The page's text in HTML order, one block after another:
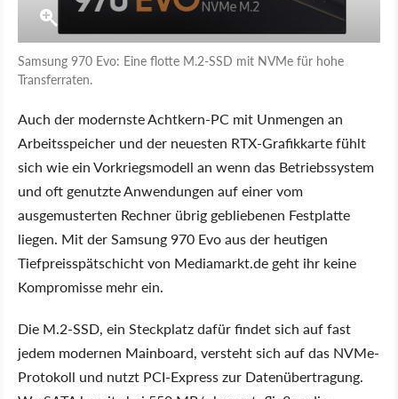
Samsung 970 Evo: Eine flotte M.2-SSD mit NVMe für hohe
Transferraten.
Auch der modernste Achtkern-PC mit Unmengen an
Arbeitsspeicher und der neuesten RTX-Grafikkarte fühlt
sich wie ein Vorkriegsmodell an wenn das Betriebssystem
und oft genutzte Anwendungen auf einer vom
ausgemusterten Rechner übrig gebliebenen Festplatte
liegen. Mit der Samsung 970 Evo aus der heutigen
Tiefpreisspätschicht von Mediamarkt.de geht ihr keine
Kompromisse mehr ein.
Die M.2-SSD, ein Steckplatz dafür findet sich auf fast
jedem modernen Mainboard, versteht sich auf das NVMe-
Protokoll und nutzt PCI-Express zur Datenübertragung.